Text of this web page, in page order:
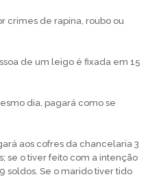
crimes de rapina, roubo ou
de um leigo é fixada em 15
dia, pagará como se
aos cofres da chancelaria 3
se o tiver feito com a intenção
soldos. Se o marido tiver tido